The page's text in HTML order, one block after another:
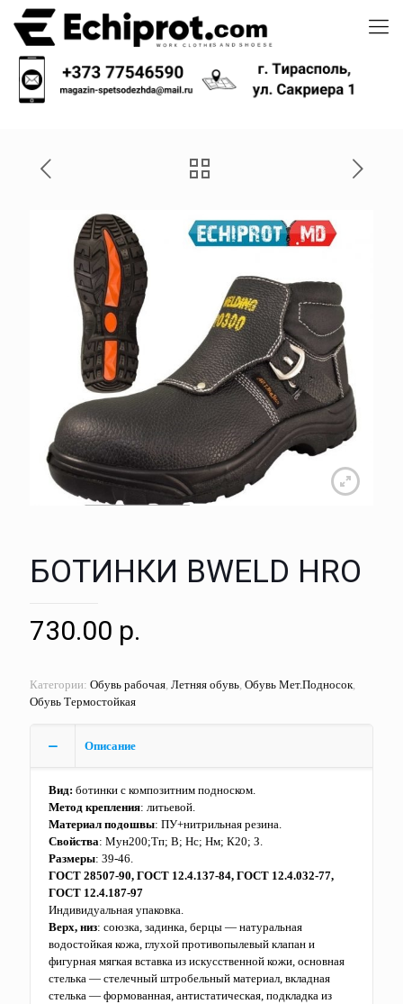
БОТИНКИ BWELD HRO
730.00 р.
Категории: Обувь рабочая, Летняя обувь, Обувь Мет.Подносок,
Обувь Термостойкая
Описание
Вид: ботинки с композитним подноском.
Метод крепления: литьевой.
Материал подошвы: ПУ+нитрильная резина.
Свойства: Мун200;Тп; В; Нс; Нм; К20; З.
Размеры: 39-46.
ГОСТ 28507-90, ГОСТ 12.4.137-84, ГОСТ 12.4.032-77,
ГОСТ 12.4.187-97
Индивидуальная упаковка.
Верх, низ: союзка, задинка, берцы — натуральная
водостойкая кожа, глухой противопылевый клапан и
фигурная мягкая вставка из искусственной кожи, основная
стелька — стелечный штробельный материал, вкладная
стелька — формованная, антистатическая, подкладка из